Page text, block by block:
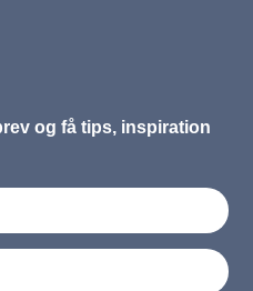
og få tips, inspiration